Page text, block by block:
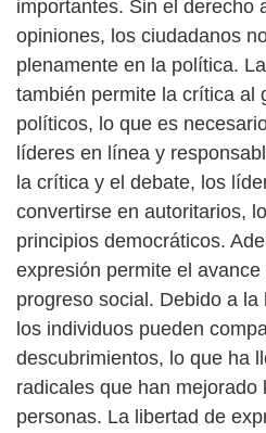
importantes. Sin el derecho
opiniones, los ciudadanos
plenamente en la política.
también permite la crítica al
políticos, lo que es
líderes en línea y
la crítica y el debate, los
convertirse en autoritarios,
principios democráticos.
expresión permite el
progreso social. Debido a
los individuos pueden
descubrimientos, lo que ha
radicales que han mejorado
personas. La libertad de